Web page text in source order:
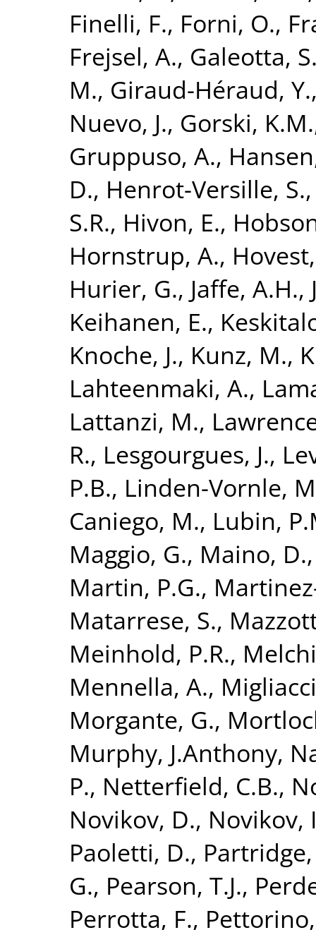
Finelli, F., Forni, O.,
Frejsel, A., Galeotta,
M., Giraud-Héraud, Y.
Nuevo, J., Gorski, K.M.
Gruppuso, A.,
D., Henrot-Versille, S.
S.R., Hivon, E.,
Hornstrup, A.,
Hurier, G., Jaffe, A.H.,
Keihanen, E.,
Knoche, J., Kunz, M.,
Lahteenmaki, A.,
Lattanzi, M.,
R., Lesgourgues, J.,
P.B., Linden-Vornle,
Caniego, M., Lubin,
Maggio, G., Maino, D.
Martin, P.G.,
Matarrese, S.,
Meinhold, P.R.,
Mennella, A.,
Morgante, G.,
Murphy, J.Anthony,
P., Netterfield, C.B.,
Novikov, D., Novikov,
Paoletti, D.,
G., Pearson, T.J.,
Perrotta, F.,